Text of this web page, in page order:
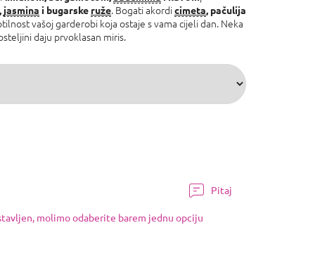
, jasmina i bugarske ruže. Bogati akordicimeta, pačulija
vašoj garderobi koja ostaje s vama cijeli dan. Neka
daju prvoklasan miris.
Pitaj
molimo odaberite barem jednu opciju